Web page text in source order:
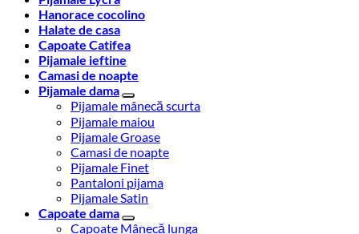
Hanorace cocolino
Halate de casa
Capoate Catifea
Pijamale ieftine
Camasi de noapte
Pijamale dama
Pijamale mânecă scurta
Pijamale maiou
Pijamale Groase
Camasi de noapte
Pijamale Finet
Pantaloni pijama
Pijamale Satin
Capoate dama
Capoate Mânecă lunga